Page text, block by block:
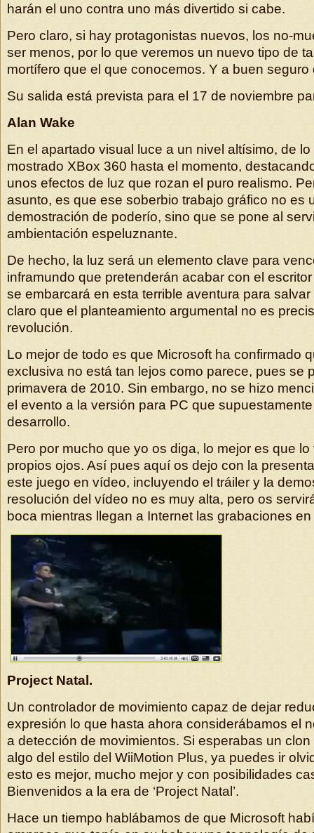
harán el uno contra uno más divertido si cabe.
Pero claro, si hay protagonistas nuevos, los no-
ser menos, por lo que veremos un nuevo tipo de
mortífero que el que conocemos. Y a buen
Su salida está prevista para el 17 de noviembre
Alan Wake
En el apartado visual luce a un nivel altísimo, de
mostrado XBox 360 hasta el momento,
unos efectos de luz que rozan el puro realismo.
asunto, es que ese soberbio trabajo gráfico no es
demostración de poderío, sino que se pone al
ambientación espeluznante.
De hecho, la luz será un elemento clave para
inframundo que pretenderán acabar con el
se embarcará en esta terrible aventura para
claro que el planteamiento argumental no es
revolución.
Lo mejor de todo es que Microsoft ha confirmado
exclusiva no está tan lejos como parece, pues se
primavera de 2010. Sin embargo, no se hizo
el evento a la versión para PC que
desarrollo.
Pero por mucho que yo os diga, lo mejor es que
propios ojos. Así pues aquí os dejo con la
este juego en vídeo, incluyendo el tráiler y la
resolución del vídeo no es muy alta, pero os
boca mientras llegan a Internet las grabaciones
Project Natal.
Un controlador de movimiento capaz de dejar
expresión lo que hasta ahora considerábamos el
a detección de movimientos. Si esperabas un
algo del estilo del WiiMotion Plus, ya puedes ir
esto es mejor, mucho mejor y con posibilidades
Bienvenidos a la era de ‘Project Natal’.
Hace un tiempo hablábamos de que Microsoft